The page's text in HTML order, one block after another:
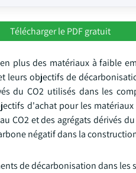
Télécharger le PDF gratuit
plus des matériaux à faible
leurs objectifs de
du CO2 utilisés dans les
d'achat pour les
CO2 et des agrégats dérivés du
négatif dans la
de décarbonisation dans les